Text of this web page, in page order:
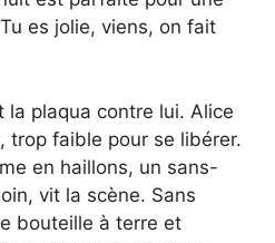
es jolie, viens, on fait
la plaqua contre lui. Alice
trop faible pour se libérer.
en haillons, un sans-
vit la scène. Sans
bouteille à terre et